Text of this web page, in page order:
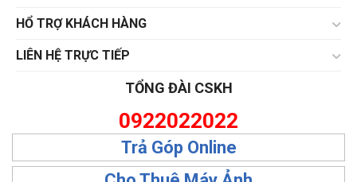
HỔ TRỢ KHÁCH HÀNG
LIÊN HỆ TRỰC TIẾP
TỔNG ĐÀI CSKH
0922022022
Trả Góp Online